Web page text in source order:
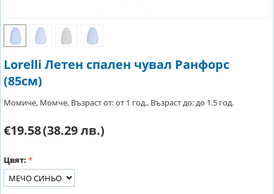
Lorelli Летен спален чувал Ранфорс
(85см)
Момиче, Момче, Възраст от: от 1 год., Възраст до: до 1.5 год.
€19.58(38.29 лв.)
Цвят: